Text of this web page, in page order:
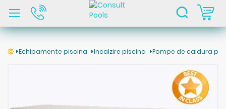
Echipamente piscina Incalzire piscina Pompe de caldura